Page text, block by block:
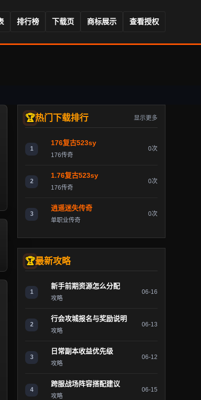
排行榜 下载页 商标展示 查看授权
热门下载排行 显示更多
1
176复古523sy
176传奇
0次
2
1.76复古523sy
176传奇
0次
3
逍遥迷失传奇
单职业传奇
0次
最新攻略
1
新手前期资源怎么分配
攻略
06-16
2
行会攻城报名与奖励说明
攻略
06-13
3
日常副本收益优先级
攻略
06-12
4
跨服战场阵容搭配建议
攻略
06-15